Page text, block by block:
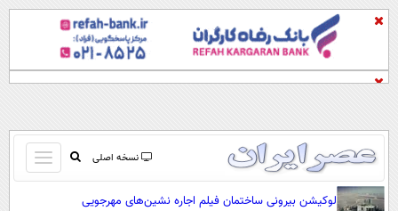
نسخه اصلی
باز
و
صفحه اول
لوکیشن بیرونی ساختمان فیلم اجاره نشین‌های مهرجویی